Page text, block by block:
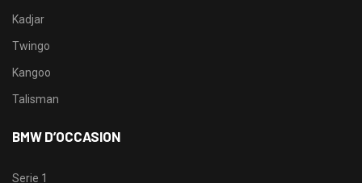
Kadjar
Twingo
Kangoo
Talisman
BMW D’OCCASION
Serie 1